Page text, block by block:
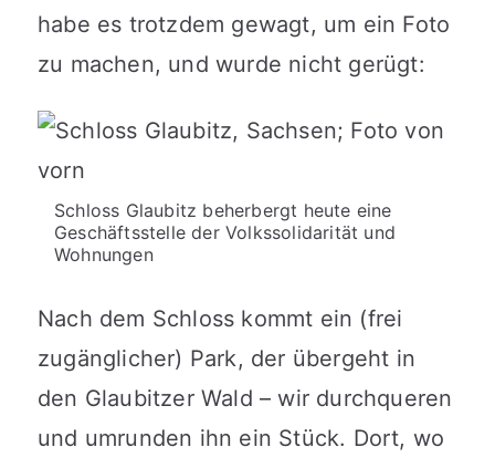
habe es trotzdem gewagt, um ein Foto
zu machen, und wurde nicht gerügt:
Schloss Glaubitz beherbergt heute eine
Geschäftsstelle der Volkssolidarität und
Wohnungen
Nach dem Schloss kommt ein (frei
zugänglicher) Park, der übergeht in
den Glaubitzer Wald – wir durchqueren
und umrunden ihn ein Stück. Dort, wo